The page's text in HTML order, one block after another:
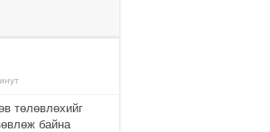
төлөвлөхийг
байна